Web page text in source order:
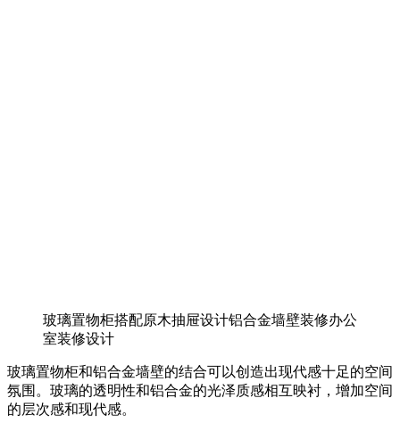
玻璃置物柜搭配原木抽屉设计铝合金墙壁装修办公
室装修设计
玻璃置物柜和铝合金墙壁的结合可以创造出现代感十足的空间
氛围。玻璃的透明性和铝合金的光泽质感相互映衬，增加空间
的层次感和现代感。